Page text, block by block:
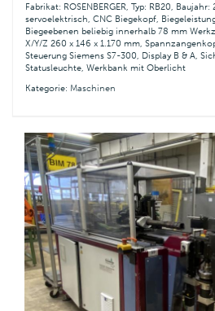
Fabrikat: ROSENBERGER, Typ: RB20, Baujahr:
servoelektrisch, CNC Biegekopf,
Biegeebenen beliebig innerhalb 78 mm
X/Y/Z 260 x 146 x 1.170 mm,
Steuerung Siemens S7-300, Display B & A,
Statusleuchte, Werkbank mit Oberlicht
Kategorie: Maschinen